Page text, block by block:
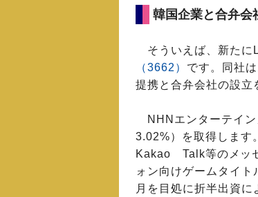
韓国企業と合弁会
そういえば、新たに
（3662） です。同社
提携と合弁会社の設立
NHNエンターテイン
3.02%）を取得します
Kakao Talk等のメッ
ォン向けゲームタイ
月を目処に折半出資に